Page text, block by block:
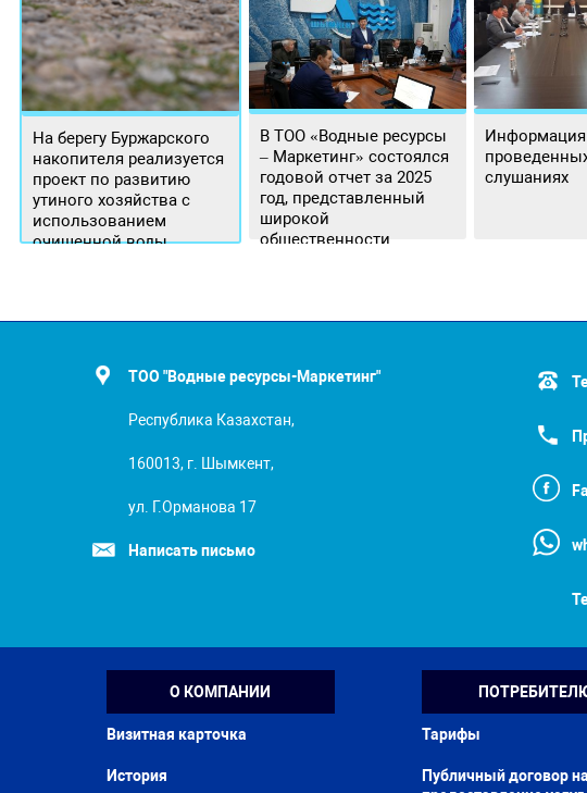
На берегу Буржарского
накопителя реализуется
проект по развитию
утиного хозяйства с
использованием
очищенной воды
В ТОО «Водные ресурсы
– Маркетинг» состоялся
годовой отчет за 2025
год, представленный
широкой
общественности.
слушаниях
ТОО "Водные ресурсы-Маркетинг"
Республика Казахстан,
160013, г. Шымкент,
ул. Г.Орманова 17
Написать письмо
О КОМПАНИИ
Визитная карточка
История
Тарифы
Публичный договор на